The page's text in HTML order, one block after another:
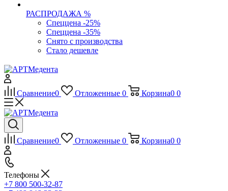
РАСПРОДАЖА %
Спеццена -25%
Спеццена -35%
Снято с производства
Стало дешевле
Сравнение0 Отложенные 0 Корзина0 0
Сравнение0 Отложенные 0 Корзина0 0
Телефоны
+7 800 500-32-87